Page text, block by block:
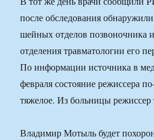
после обследования
шейных отделов позвоночника
отделения травматологии его
По информации источника в
февраля состояние режиссера
тяжелое. Из больницы
Владимир Мотыль будет